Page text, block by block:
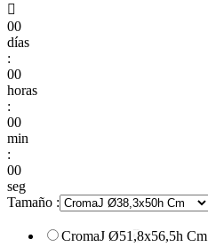

00
días
:
00
horas
:
00
min
:
00
seg
Tamaño :
CromaJ Ø51,8x56,5h Cm